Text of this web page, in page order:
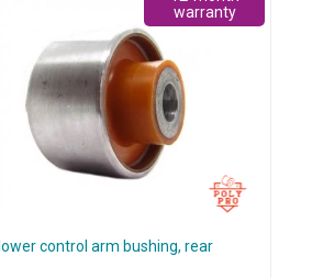
control arm bushing, rear
warranty